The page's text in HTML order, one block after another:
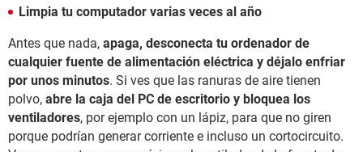
Limpia tu computador varias veces al año
Antes que nada, apaga, desconecta tu ordenador de
cualquier fuente de alimentación eléctrica y déjalo enfriar
por unos minutos. Si ves que las ranuras de aire tienen
polvo, abre la caja del PC de escritorio y bloquea los
ventiladores, por ejemplo con un lápiz, para que no giren
porque podrían generar corriente e incluso un cortocircuito.